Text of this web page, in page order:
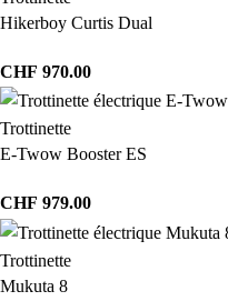
Hikerboy Curtis Dual
CHF 970.00
Trottinette
E-Twow Booster ES
CHF 979.00
Trottinette
Mukuta 8